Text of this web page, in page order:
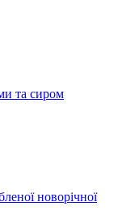
та сиром
новорічної